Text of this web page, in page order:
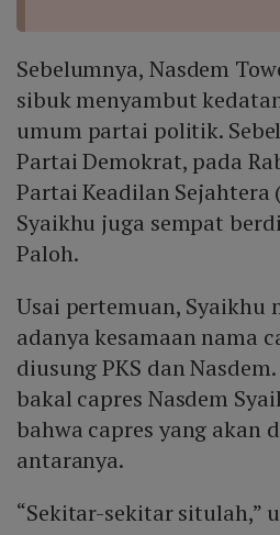
Sebelumnya, Nasdem
sibuk menyambut
umum partai politik.
Partai Demokrat, pada
Partai Keadilan Sejahtera
Syaikhu juga sempat
Paloh.
Usai pertemuan, Syaikhu
adanya kesamaan nama
diusung PKS dan
bakal capres Nasdem
bahwa capres yang akan
antaranya.
“Sekitar-sekitar situlah,”